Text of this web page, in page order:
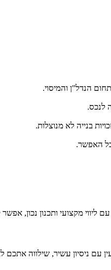
הנדל"ן והמיסוי.
לנכס.
בנייה לא מנוצלות.
האפשר.
מקצועי ותכנון נכון,
עם ניסיון עשיר, שילווה